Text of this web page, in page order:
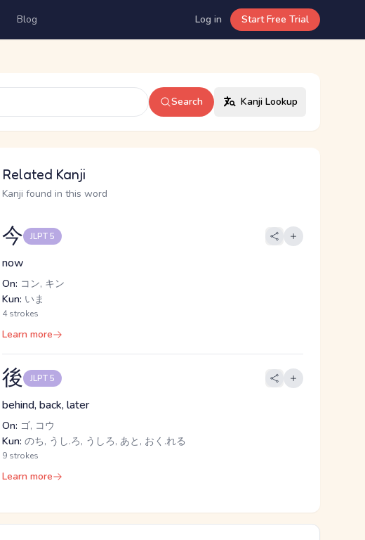
Blog Log in Start Free Trial
Search Kanji Lookup
Related Kanji
Kanji found in this word
今 JLPT 5
now
On: コン, キン
Kun: いま
4 strokes
Learn more
後 JLPT 5
behind, back, later
On: ゴ, コウ
Kun: のち, うし.ろ, うしろ, あと, おく.れる
9 strokes
Learn more